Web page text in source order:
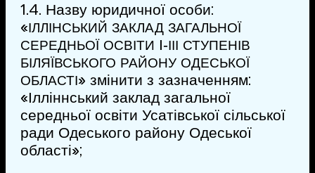
1.4. Назву юридичної особи:
«ІЛЛІНСЬКИЙ ЗАКЛАД ЗАГАЛЬНОЇ
СЕРЕДНЬОЇ ОСВІТИ І‑ІІІ СТУПЕНІВ
БІЛЯЇВСЬКОГО РАЙОНУ ОДЕСЬКОЇ
ОБЛАСТІ» змінити з зазначенням:
«Ілліннський заклад загальної
середньої освіти Усатівської сільської
ради Одеського району Одеської
області»;